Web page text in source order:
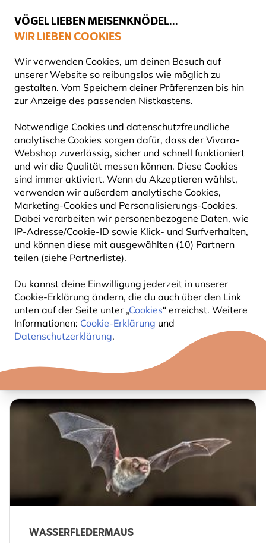
VÖGEL LIEBEN MEISENKNÖDEL...
WIR LIEBEN COOKIES
Wir verwenden Cookies, um deinen Besuch auf
unserer Website so reibungslos wie möglich zu
gestalten. Vom Speichern deiner Präferenzen bis hin
zur Anzeige des passenden Nistkastens.
Notwendige Cookies und datenschutzfreundliche
analytische Cookies sorgen dafür, dass der Vivara-
Webshop zuverlässig, sicher und schnell funktioniert
und wir die Qualität messen können. Diese Cookies
sind immer aktiviert. Wenn du Akzeptieren wählst,
verwenden wir außerdem analytische Cookies,
Marketing-Cookies und Personalisierungs-Cookies.
Dabei verarbeiten wir personenbezogene Daten, wie
IP-Adresse/Cookie-ID sowie Klick- und Surfverhalten,
und können diese mit ausgewählten (10) Partnern
teilen (siehe Partnerliste).
Du kannst deine Einwilligung jederzeit in unserer
Cookie-Erklärung ändern, die du auch über den Link
unten auf der Seite unter „Cookies“ erreichst. Weitere
Informationen: Cookie-Erklärung und
Datenschutzerklärung.
Top-bewertet in 11 Ländern
Gratis Versand ab 49 €
Blog Tierarten Fledermäuse
FLEDERMÄUSE
Fledermäuse sind geheimnisvoll, nützlich und völlig
unterschätzt. Hier erfährst du, warum sie wichtige
Insektenjäger sind, wie sie leben und was sie
brauchen. Mit etwas Wissen und den richtigen
Strukturen kannst du ihnen sichere Quartiere bieten
und gleichzeitig deinen Garten auf natürliche Weise
mückenärmer machen.
WASSERFLEDERMAUS